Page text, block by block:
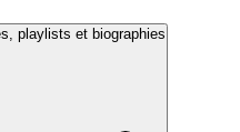
playlists et biographies